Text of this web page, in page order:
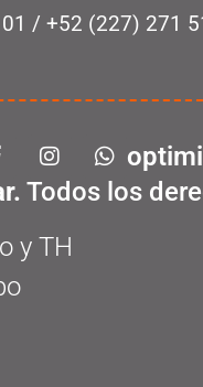
/ +52 (227) 271
Todos los
y TH